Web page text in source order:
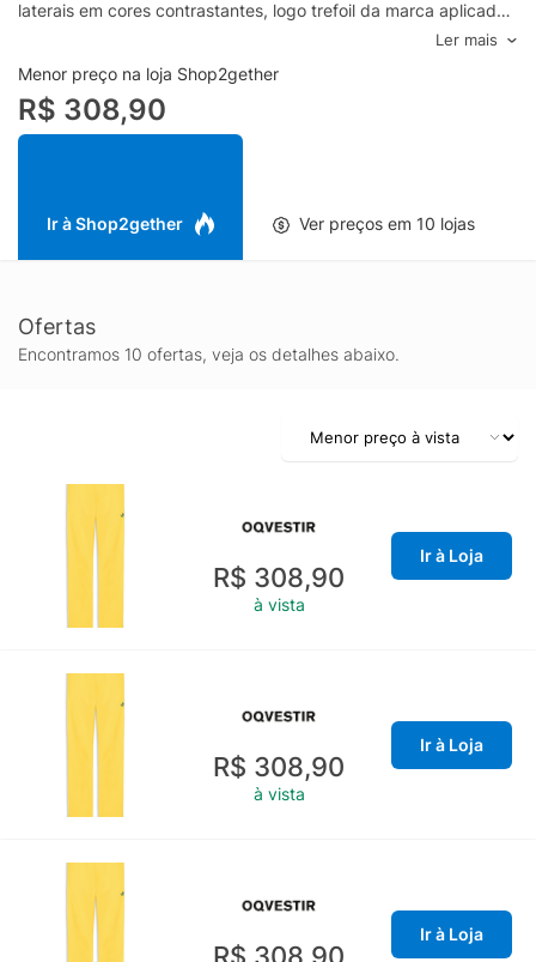
laterais em cores contrastantes, logo trefoil da marca aplicado
na parte frontal, comprimento longo, barra com pequena
abertura lateral e acabamento pespontado.-Confeccionada em
malha-Cós com elástico embutido-Bolsos frontais com
fechamento por zíper-Listras laterais aplicadas em cor
contrastante-Logo trefoil aplicado na parte frontal-
CuidadosModo de lavagem: Lavar na máquinaComposição:
Ler mais
Menor preço na loja Shop2gether
R$ 308,90
Ir à Shop2gether Ver preços em 10 lojas
Ofertas
Encontramos 10 ofertas, veja os detalhes abaixo.
R$ 308,90
à vista
Ir à Loja
R$ 308,90
à vista
Ir à Loja
Ir à Loja